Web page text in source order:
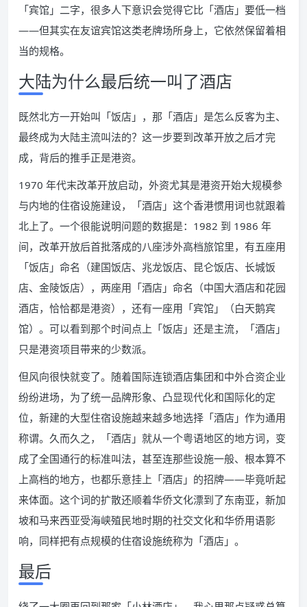
「宾馆」二字，很多人下意识会觉得它比「酒店」要低一档
——但其实在友谊宾馆这类老牌场所身上，它依然保留着相
当的规格。
大陆为什么最后统一叫了酒店
既然北方一开始叫「饭店」，那「酒店」是怎么反客为主、
最终成为大陆主流叫法的？这一步要到改革开放之后才完
成，背后的推手正是港资。
1970 年代末改革开放启动，外资尤其是港资开始大规模参
与内地的住宿设施建设，「酒店」这个香港惯用词也就跟着
北上了。一个很能说明问题的数据是：1982 到 1986 年
间，改革开放后首批落成的八座涉外高档旅馆里，有五座用
「饭店」命名（建国饭店、兆龙饭店、昆仑饭店、长城饭
店、金陵饭店），两座用「酒店」命名（中国大酒店和花园
酒店，恰恰都是港资），还有一座用「宾馆」（白天鹅宾
馆）。可以看到那个时间点上「饭店」还是主流，「酒店」
只是港资项目带来的少数派。
但风向很快就变了。随着国际连锁酒店集团和中外合资企业
纷纷进场，为了统一品牌形象、凸显现代化和国际化的定
位，新建的大型住宿设施越来越多地选择「酒店」作为通用
称谓。久而久之，「酒店」就从一个粤语地区的地方词，变
成了全国通行的标准叫法，甚至连那些设施一般、根本算不
上高档的地方，也都乐意挂上「酒店」的招牌——毕竟听起
来体面。这个词的扩散还顺着华侨文化漂到了东南亚，新加
坡和马来西亚受海峡殖民地时期的社交文化和华侨用语影
响，同样把有点规模的住宿设施统称为「酒店」。
最后